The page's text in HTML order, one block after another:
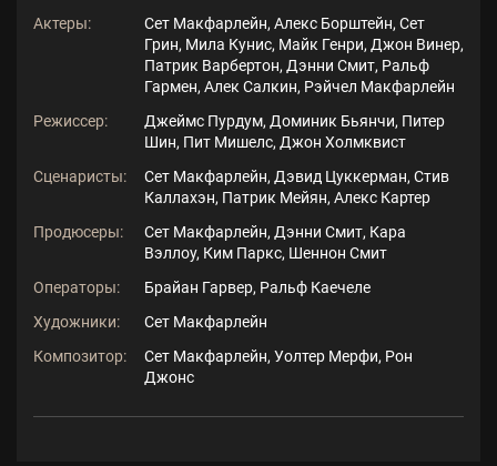
Актеры:
Сет Макфарлейн, Алекс Борштейн, Сет
Грин, Мила Кунис, Майк Генри, Джон Винер,
Патрик Варбертон, Дэнни Смит, Ральф
Гармен, Алек Салкин, Рэйчел Макфарлейн
Режиссер:
Джеймс Пурдум, Доминик Бьянчи, Питер
Шин, Пит Мишелс, Джон Холмквист
Сценаристы:
Сет Макфарлейн, Дэвид Цуккерман, Стив
Каллахэн, Патрик Мейян, Алекс Картер
Продюсеры:
Сет Макфарлейн, Дэнни Смит, Кара
Вэллоу, Ким Паркс, Шеннон Смит
Операторы:
Брайан Гарвер, Ральф Каечеле
Художники:
Сет Макфарлейн
Композитор:
Сет Макфарлейн, Уолтер Мерфи, Рон
Джонс